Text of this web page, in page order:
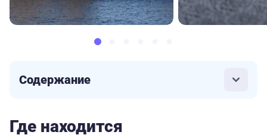
Содержание
Где находится